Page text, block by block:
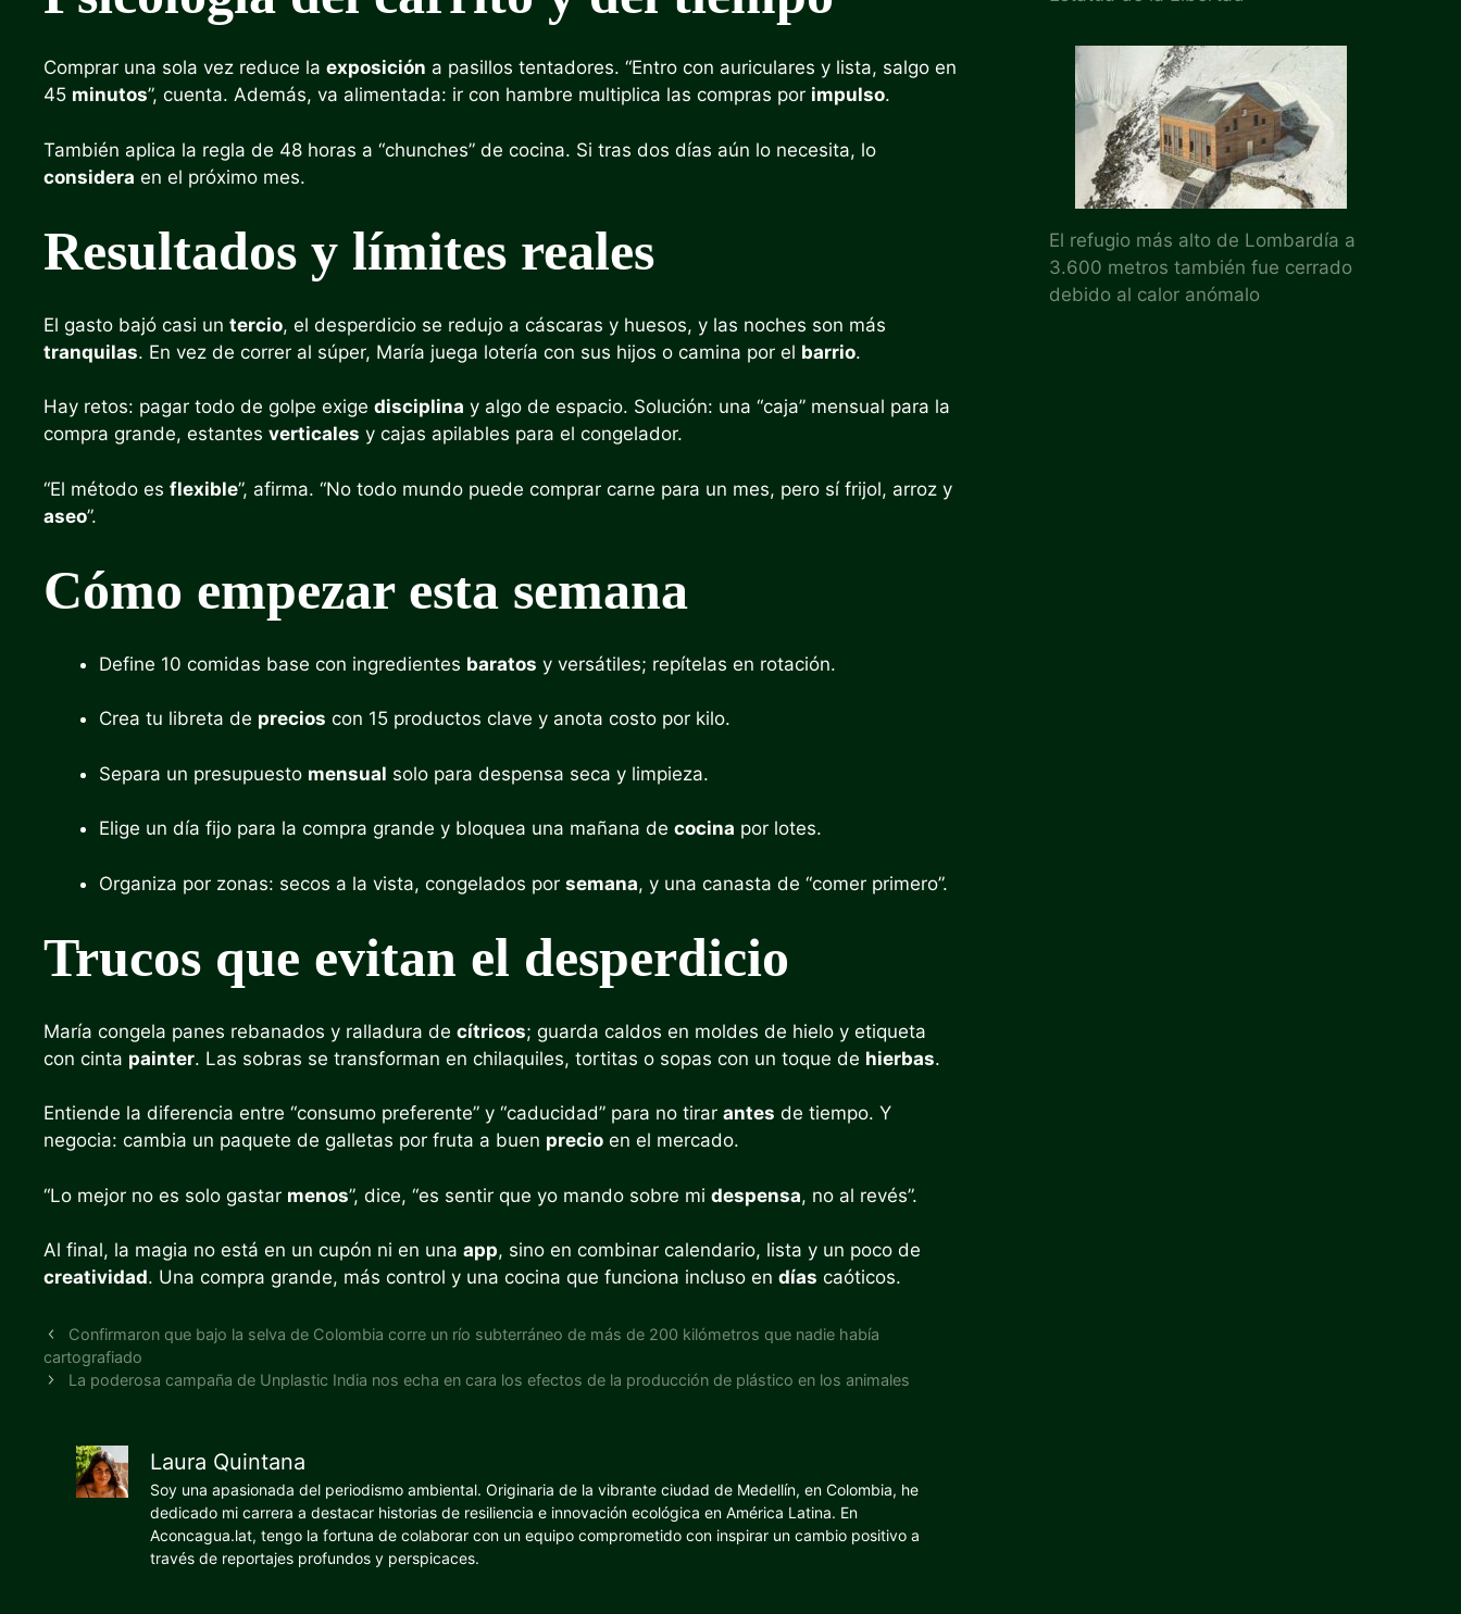
Comprar una sola vez reduce la exposición a pasillos tentadores. “Entro con auriculares y lista, salgo en
45 minutos”, cuenta. Además, va alimentada: ir con hambre multiplica las compras por impulso.
También aplica la regla de 48 horas a “chunches” de cocina. Si tras dos días aún lo necesita, lo
considera en el próximo mes.
Resultados y límites reales
El gasto bajó casi un tercio, el desperdicio se redujo a cáscaras y huesos, y las noches son más
tranquilas. En vez de correr al súper, María juega lotería con sus hijos o camina por el barrio.
Hay retos: pagar todo de golpe exige disciplina y algo de espacio. Solución: una “caja” mensual para la
compra grande, estantes verticales y cajas apilables para el congelador.
“El método es flexible”, afirma. “No todo mundo puede comprar carne para un mes, pero sí frijol, arroz y
aseo”.
Cómo empezar esta semana
Define 10 comidas base con ingredientes baratos y versátiles; repítelas en rotación.
Crea tu libreta de precios con 15 productos clave y anota costo por kilo.
Separa un presupuesto mensual solo para despensa seca y limpieza.
Elige un día fijo para la compra grande y bloquea una mañana de cocina por lotes.
Organiza por zonas: secos a la vista, congelados por semana, y una canasta de “comer primero”.
Trucos que evitan el desperdicio
María congela panes rebanados y ralladura de cítricos; guarda caldos en moldes de hielo y etiqueta
con cinta painter. Las sobras se transforman en chilaquiles, tortitas o sopas con un toque de hierbas.
Entiende la diferencia entre “consumo preferente” y “caducidad” para no tirar antes de tiempo. Y
negocia: cambia un paquete de galletas por fruta a buen precio en el mercado.
“Lo mejor no es solo gastar menos”, dice, “es sentir que yo mando sobre mi despensa, no al revés”.
Al final, la magia no está en un cupón ni en una app, sino en combinar calendario, lista y un poco de
creatividad. Una compra grande, más control y una cocina que funciona incluso en días caóticos.
Confirmaron que bajo la selva de Colombia corre un río subterráneo de más de 200 kilómetros que nadie había
cartografiado
La poderosa campaña de Unplastic India nos echa en cara los efectos de la producción de plástico en los animales
Laura Quintana
Soy una apasionada del periodismo ambiental. Originaria de la vibrante ciudad de Medellín, en Colombia, he
dedicado mi carrera a destacar historias de resiliencia e innovación ecológica en América Latina. En
Aconcagua.lat, tengo la fortuna de colaborar con un equipo comprometido con inspirar un cambio positivo a
través de reportajes profundos y perspicaces.
El refugio más alto de Lombardía a
3.600 metros también fue cerrado
debido al calor anómalo